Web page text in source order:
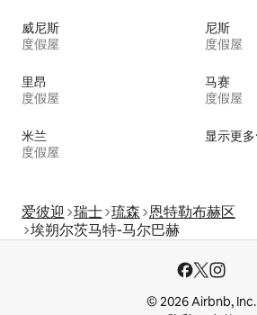
威尼斯
度假屋
尼斯
度假屋
里昂
度假屋
马赛
度假屋
米兰
度假屋
显示更多
爱彼迎 瑞士 琉森 恩特勒布赫区
埃朔尔茨马特-马尔巴赫
© 2026 Airbnb, Inc.